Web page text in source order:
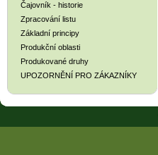
Čajovník - historie
Zpracování listu
Základní principy
Produkční oblasti
Produkované druhy
UPOZORNĚNÍ PRO ZÁKAZNÍKY